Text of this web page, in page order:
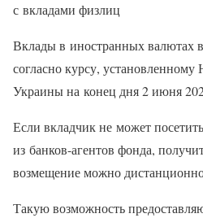
с вкладами физлиц
Вклады в иностранных валютах
согласно курсу,
Украины на конец дня 2 июня
Если вкладчик не может
из банков-агентов фонда,
возмещение можно
Такую возможность